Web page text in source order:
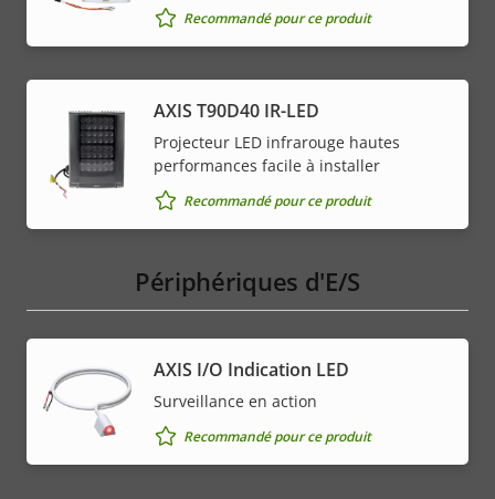
Recommandé pour ce produit
AXIS T90D40 IR-LED
Projecteur LED infrarouge hautes
performances facile à installer
Recommandé pour ce produit
Périphériques d'E/S
AXIS I/O Indication LED
Surveillance en action
Recommandé pour ce produit